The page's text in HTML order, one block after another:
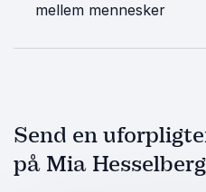
mellem mennesker
Send en
på Mia